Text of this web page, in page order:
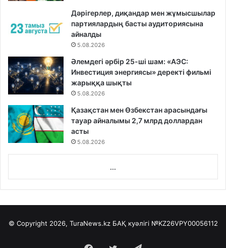
Дәрігерлер, диқандар мен жұмысшылар
партиялардың басты аудиториясына
айналды
5.08.2026
Әлемдегі әрбір 25-ші шам: «АЭС:
Инвестиция энергиясы» деректі фильмі
жарыққа шықты
5.08.2026
Қазақстан мен Өзбекстан арасындағы
тауар айналымы 2,7 млрд доллардан
асты
5.08.2026
...
© Copyright 2026, TuraNews.kz БАҚ куәлігі №KZ26VPY00056112